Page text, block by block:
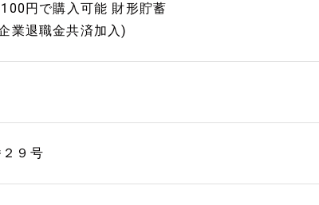
円で購入可能 財形貯蓄
業退職金共済加入)
９号